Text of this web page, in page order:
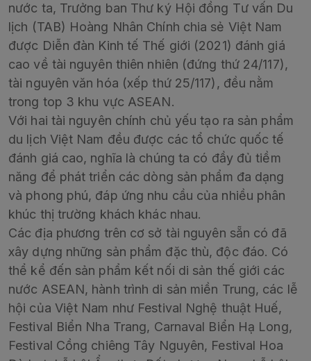
nước ta, Trưởng ban Thư ký Hội đồng Tư vấn Du
lịch (TAB) Hoàng Nhân Chính chia sẻ Việt Nam
được Diễn đàn Kinh tế Thế giới (2021) đánh giá
cao về tài nguyên thiên nhiên (đứng thứ 24/117),
tài nguyên văn hóa (xếp thứ 25/117), đều nằm
trong top 3 khu vực ASEAN.
Với hai tài nguyên chính chủ yếu tạo ra sản phẩm
du lịch Việt Nam đều được các tổ chức quốc tế
đánh giá cao, nghĩa là chúng ta có đầy đủ tiềm
năng để phát triển các dòng sản phẩm đa dạng
và phong phú, đáp ứng nhu cầu của nhiều phân
khúc thị trường khách khác nhau.
Các địa phương trên cơ sở tài nguyên sẵn có đã
xây dựng những sản phẩm đặc thù, độc đáo. Có
thể kể đến sản phẩm kết nối di sản thế giới các
nước ASEAN, hành trình di sản miền Trung, các lễ
hội của Việt Nam như Festival Nghệ thuật Huế,
Festival Biển Nha Trang, Carnaval Biển Hạ Long,
Festival Cồng chiêng Tây Nguyên, Festival Hoa